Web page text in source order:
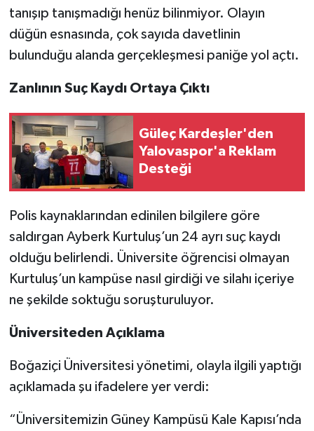
tanışıp tanışmadığı henüz bilinmiyor. Olayın
düğün esnasında, çok sayıda davetlinin
bulunduğu alanda gerçekleşmesi paniğe yol açtı.
Zanlının Suç Kaydı Ortaya Çıktı
Güleç Kardeşler'den
Yalovaspor'a Reklam
Desteği
Polis kaynaklarından edinilen bilgilere göre
saldırgan Ayberk Kurtuluş’un 24 ayrı suç kaydı
olduğu belirlendi. Üniversite öğrencisi olmayan
Kurtuluş’un kampüse nasıl girdiği ve silahı içeriye
ne şekilde soktuğu soruşturuluyor.
Üniversiteden Açıklama
Boğaziçi Üniversitesi yönetimi, olayla ilgili yaptığı
açıklamada şu ifadelere yer verdi:
“Üniversitemizin Güney Kampüsü Kale Kapısı’nda